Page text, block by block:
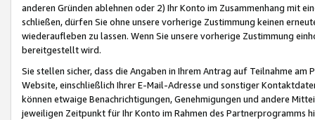
anderen Gründen ablehnen oder 2) Ihr Konto im Zusammenhang mit
schließen, dürfen Sie ohne unsere vorherige Zustimmung keinen
wiederaufleben zu lassen. Wenn Sie unsere vorherige Zustimmung
bereitgestellt wird.
Sie stellen sicher, dass die Angaben in Ihrem Antrag auf Teilnahme
Website, einschließlich Ihrer E-Mail-Adresse und sonstiger
können etwaige Benachrichtigungen, Genehmigungen und andere
jeweiligen Zeitpunkt für Ihr Konto im Rahmen des Partnerprogramms